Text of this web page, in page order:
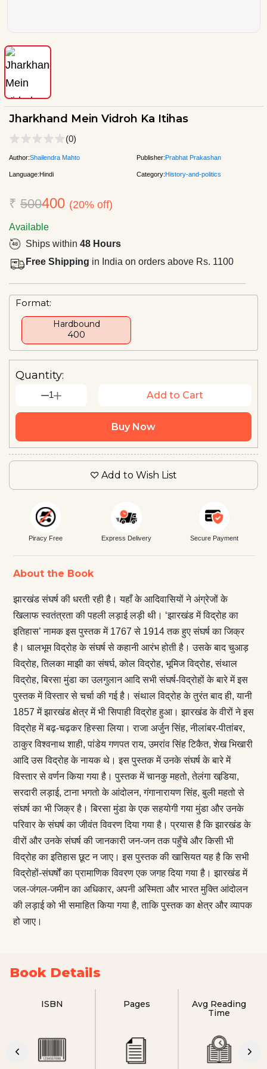
Jharkhand Mein Vidroh Ka Itihas
(0)
Author:Shailendra Mahto Publisher:Prabhat Prakashan
Language:Hindi Category:History-and-politics
₹ 500400 (20% off)
Available
Ships within 48 Hours
Free Shipping in India on orders above Rs. 1100
Format:
Hardbound
₹400
Quantity:
1 Add to Cart
Buy Now
Add to Wish List
Piracy Free Express Delivery Secure Payment
About the Book
झारखंड संघर्ष की धरती रही है। यहाँ के आदिवासियों ने अंग्रेजों के
खिलाफ स्वतंत्रता की पहली लड़ाई लड़ी थी। ‘झारखंड में विद्रोह का
इतिहास’ नामक इस पुस्तक में 1767 से 1914 तक हुए संघर्ष का जिक्र
है। धालभूम विद्रोह के संघर्ष से कहानी आरंभ होती है। उसके बाद चुआड़
विद्रोह, तिलका माझी का संषर्घ, कोल विद्रोह, भूमिज विद्रोह, संथाल
विद्रोह, बिरसा मुंडा का उलगुलान आदि सभी संघर्ष-विद्रोहों के बारे में इस
पुस्तक में विस्तार से चर्चा की गई है। संथाल विद्रोह के तुरंत बाद ही, यानी
1857 में झारखंड क्षेत्र में भी सिपाही विद्रोह हुआ। झारखंड के वीरों ने इस
विद्रोह में बढ़-चढ़कर हिस्सा लिया। राजा अर्जुन सिंह, नीलांबर-पीतांबर,
ठाकुर विश्वनाथ शाही, पांडेय गणपत राय, उमरांव सिंह टिकैत, शेख भिखारी
आदि उस विद्रोह के नायक थे। इस पुस्तक में उनके संघर्ष के बारे में
विस्तार से वर्णन किया गया है। पुस्तक में चानकु महतो, तेलंगा खडि़या,
सरदारी लड़ाई, टाना भगतो के आंदोलन, गंगानारायण सिंह, बुली महतो से
संघर्ष का भी जिक्र है। बिरसा मुंडा के एक सहयोगी गया मुंडा और उनके
परिवार के संघर्ष का जीवंत विवरण दिया गया है। प्रयास है कि झारखंड के
वीरों और उनके संघर्ष की जानकारी जन-जन तक पहुँचे और किसी भी
विद्रोह का इतिहास छूट न जाए। इस पुस्तक की खासियत यह है कि सभी
विद्रोहों-संघर्षों का प्रामाणिक विवरण एक जगह दिया गया है। झारखंड में
जल-जंगल-जमीन का अधिकार, अपनी अस्मिता और भारत मुक्ति आंदोलन
की लड़ाई को भी समाहित किया गया है, ताकि पुस्तक का क्षेत्र और व्यापक
हो जाए।
Book Details
ISBN Pages
Avg Reading
Time